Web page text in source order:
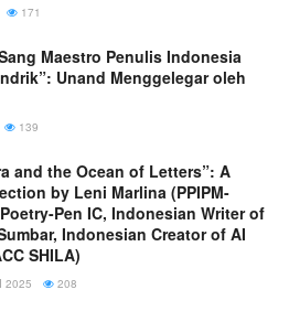
171
Maestro Penulis Indonesia
Unand Menggelegar oleh
139
and the Ocean of Letters”: A
by Leni Marlina (PPIPM-
Pen IC, Indonesian Writer of
Indonesian Creator of AI
SHILA)
2025 208